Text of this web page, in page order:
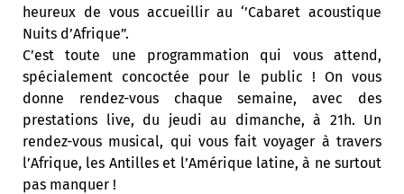
heureux de vous accueillir au ‘’Cabaret acoustique
Nuits d’Afrique”.
C’est toute une programmation qui vous attend,
spécialement concoctée pour le public ! On vous
donne rendez-vous chaque semaine, avec des
prestations live, du jeudi au dimanche, à 21h. Un
rendez-vous musical, qui vous fait voyager à travers
l’Afrique, les Antilles et l’Amérique latine, à ne surtout
pas manquer !